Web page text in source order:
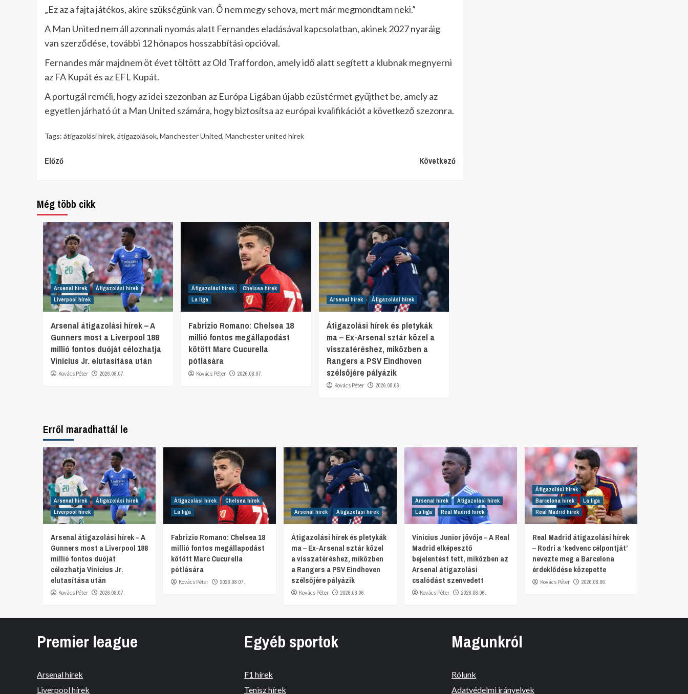
„Ez az a fajta játékos, akire szükségünk van. Ő nem megy sehova, mert már megmondtam neki.”
A Man United nem áll azonnali nyomás alatt Fernandes eladásával kapcsolatban, akinek 2027 nyaráig
van szerződése, további 12 hónapos hosszabbítási opcióval.
Fernandes már majdnem öt évet töltött az Old Traffordon, amely idő alatt segített a klubnak megnyerni
az FA Kupát és az EFL Kupát.
A portugál reméli, hogy az idei szezonban az Európa Ligában újabb ezüstérmet gyűjthet be, amely az
egyetlen járható út a Man United számára, hogy biztosítsa az európai kvalifikációt a következő szezonra.
Tags: átigazolási hírek, átigazolások, Manchester United, Manchester united hírek
Continue
Előző Következő
Még több cikk
Arsenal hírek
Átigazolási hírek
Liverpool hírek
Arsenal átigazolási hírek – A
Gunners most a Liverpool 188
millió fontos duóját célozhatja
Vinicius Jr. elutasítása után
Kovács Péter 2026.08.07.
Átigazolási hírek
Chelsea hírek
La liga
Fabrizio Romano: Chelsea 18
millió fontos megállapodást
kötött Marc Cucurella
pótlására
Kovács Péter 2026.08.07.
Arsenal hírek Átigazolási hírek
Átigazolási hírek és pletykák
ma – Ex-Arsenal sztár közel a
visszatéréshez, miközben a
Rangers a PSV Eindhoven
szélsőjére pályázik
Kovács Péter 2026.08.06.
Erről maradhattál le
Arsenal hírek
Átigazolási hírek
Liverpool hírek
Arsenal átigazolási hírek – A
Gunners most a Liverpool 188
millió fontos duóját
célozhatja Vinicius Jr.
elutasítása után
Kovács Péter 2026.08.07.
Átigazolási hírek
Chelsea hírek
La liga
Fabrizio Romano: Chelsea 18
millió fontos megállapodást
kötött Marc Cucurella
pótlására
Kovács Péter 2026.08.07.
Arsenal hírek Átigazolási hírek
Átigazolási hírek és pletykák
ma – Ex-Arsenal sztár közel
a visszatéréshez, miközben
a Rangers a PSV Eindhoven
szélsőjére pályázik
Kovács Péter 2026.08.06.
Arsenal hírek
Átigazolási hírek
La liga
Real Madrid hírek
Vinicius Junior jövője – A Real
Madrid elképesztő
bejelentést tett, miközben az
Arsenal átigazolási
csalódást szenvedett
Kovács Péter 2026.08.06.
Átigazolási hírek
Barcelona hírek
La liga
Real Madrid hírek
Real Madrid átigazolási hírek
– Rodri a ‘kedvenc célpontját’
nevezte meg a Barcelona
érdeklődése közepette
Kovács Péter 2026.08.06.
Premier league
Arsenal hírek
Liverpool hírek
Egyéb sportok
F1 hírek
Tenisz hírek
Magunkról
Rólunk
Adatvédelmi irányelvek